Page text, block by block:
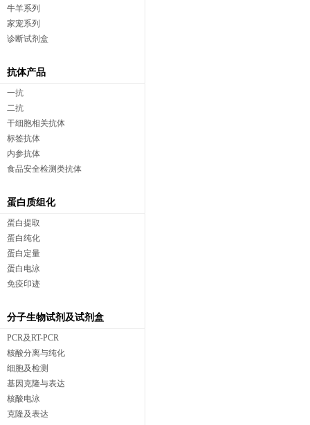
牛羊系列
家宠系列
诊断试剂盒
抗体产品
一抗
二抗
干细胞相关抗体
标签抗体
内参抗体
食品安全检测类抗体
蛋白质组化
蛋白提取
蛋白纯化
蛋白定量
蛋白电泳
免疫印迹
分子生物试剂及试剂盒
PCR及RT-PCR
核酸分离与纯化
细胞及检测
基因克隆与表达
核酸电泳
克隆及表达